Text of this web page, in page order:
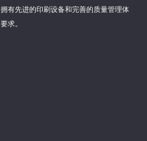
有先进的印刷设备和完善的质量管理体
求。